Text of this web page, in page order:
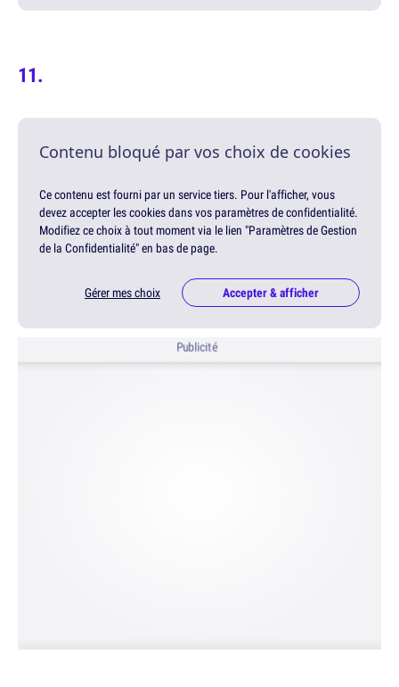
Contenu bloqué par vos choix de cookies
Ce contenu est fourni par un service tiers. Pour l'afficher, vous
devez accepter les cookies dans vos paramètres de confidentialité.
Modifiez ce choix à tout moment via le lien "Paramètres de Gestion
de la Confidentialité" en bas de page.
Gérer mes choix Accepter & afficher
Publicité